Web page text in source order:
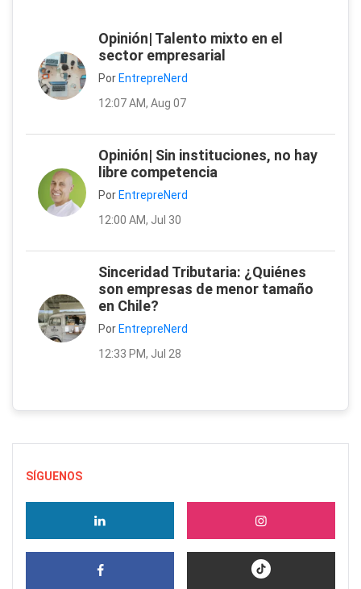
Opinión| Talento mixto en el
sector empresarial
Por EntrepreNerd
12:07 AM, Aug 07
Opinión| Sin instituciones, no hay
libre competencia
Por EntrepreNerd
12:00 AM, Jul 30
Sinceridad Tributaria: ¿Quiénes
son empresas de menor tamaño
en Chile?
Por EntrepreNerd
12:33 PM, Jul 28
SÍGUENOS